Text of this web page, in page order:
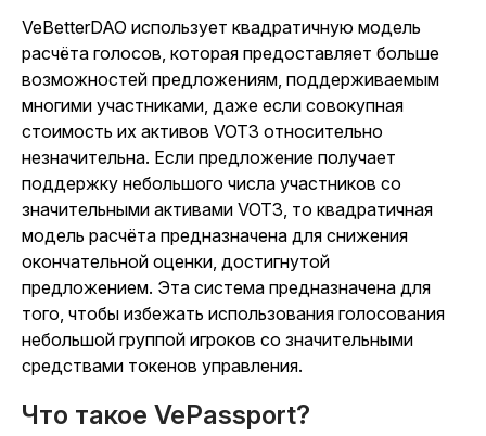
VeBetterDAO использует квадратичную модель
расчёта голосов, которая предоставляет больше
возможностей предложениям, поддерживаемым
многими участниками, даже если совокупная
стоимость их активов VOT3 относительно
незначительна. Если предложение получает
поддержку небольшого числа участников со
значительными активами VOT3, то квадратичная
модель расчёта предназначена для снижения
окончательной оценки, достигнутой
предложением. Эта система предназначена для
того, чтобы избежать использования голосования
небольшой группой игроков со значительными
средствами токенов управления.
Что такое VePassport?